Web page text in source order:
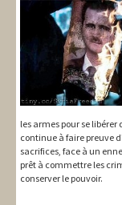
Syndical
Social
Thèmes
les armes pour se
continue à faire preuve
sacrifices, face à un
prêt à commettre les
conserver le pouvoir.